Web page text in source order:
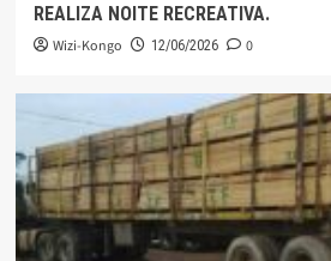
REALIZA NOITE RECREATIVA.
Wizi-Kongo 12/06/2026 0